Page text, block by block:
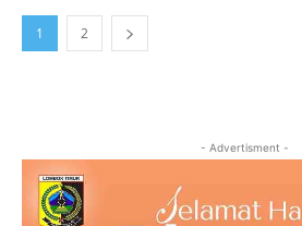
1 2
- Advertisment -